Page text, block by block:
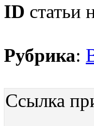
ID статьи
Рубрика:
Ссылка